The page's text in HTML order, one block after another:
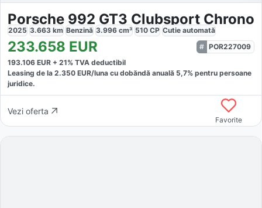
Porsche 992 GT3 Clubsport Chrono
2025 3.663 km Benzină 3.996 cm³ 510 CP Cutie automată
233.658 EUR
POR227009
193.106 EUR + 21% TVA deductibil
Leasing de la 2.350 EUR/luna cu dobăndă anuală 5,7% pentru persoane
juridice.
Vezi oferta
Favorite